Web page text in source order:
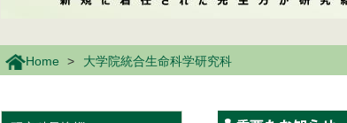
Home 大学院統合生命科学研究科